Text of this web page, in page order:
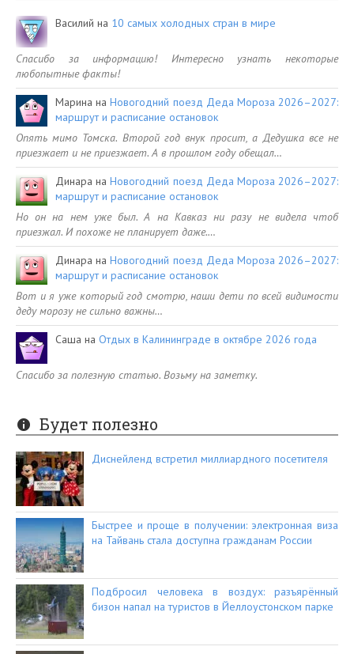
Василий на 10 самых холодных стран в мире
Спасибо за информацию! Интересно узнать некоторые
любопытные факты!
Марина наНовогодний поезд Деда Мороза 2026–2027:
маршрут и расписание остановок
Опять мимо Томска. Второй год внук просит, а Дедушка все не
приезжает и не приезжает. А в прошлом году обещал…
Динара наНовогодний поезд Деда Мороза 2026–2027:
маршрут и расписание остановок
Но он на нем уже был. А на Кавказ ни разу не видела чтоб
приезжал. И похоже не планирует даже.…
Динара наНовогодний поезд Деда Мороза 2026–2027:
маршрут и расписание остановок
Вот и я уже который год смотрю, наши дети по всей видимости
деду морозу не сильно важны…
Саша на Отдых в Калининграде в октябре 2026 года
Спасибо за полезную статью. Возьму на заметку.
Будет полезно
Диснейленд встретил миллиардного посетителя
Быстрее и проще в получении: электронная виза
на Тайвань стала доступна гражданам России
Подбросил человека в воздух: разъярённый
бизон напал на туристов в Йеллоустонском парке